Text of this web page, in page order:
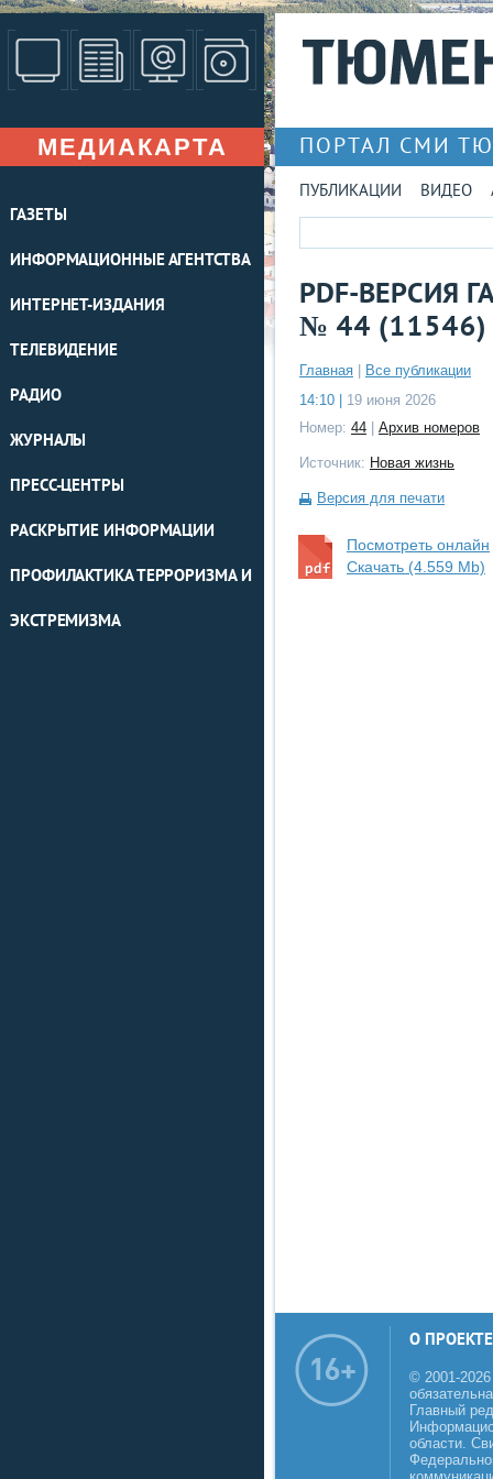
МЕДИАКАРТА
ГАЗЕТЫ
ИНФОРМАЦИОННЫЕ АГЕНТСТВА
ИНТЕРНЕТ-ИЗДАНИЯ
ТЕЛЕВИДЕНИЕ
РАДИО
ЖУРНАЛЫ
ПРЕСС-ЦЕНТРЫ
РАСКРЫТИЕ ИНФОРМАЦИИ
ПРОФИЛАКТИКА ТЕРРОРИЗМА И
ЭКСТРЕМИЗМА
ПОРТАЛ СМИ
ПУБЛИКАЦИИ ВИДЕО
PDF-ВЕРСИЯ
№ 44 (11546)
Главная
Все публикации
14:10 |
19 июня 2026
Номер: 44 Архив номеров
Источник: Новая жизнь
Версия для печати
Посмотреть онлайн
Скачать (4.559 Mb)
О ПРОЕКТЕ
© 2001-
Главный
области.